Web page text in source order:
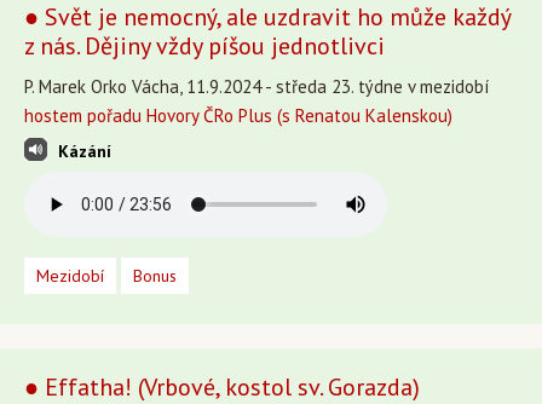
● Svět je nemocný, ale uzdravit ho může každý
z nás. Dějiny vždy píšou jednotlivci
P. Marek Orko Vácha, 11.9.2024 - středa 23. týdne v mezidobí
hostem pořadu Hovory ČRo Plus (s Renatou Kalenskou)
Kázání
Mezidobí Bonus
● Effatha! (Vrbové, kostol sv. Gorazda)